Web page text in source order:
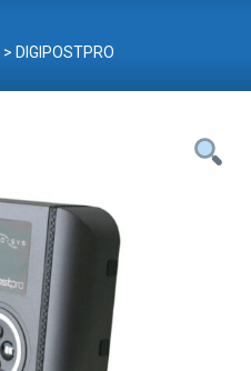
> DIGIPOSTPRO